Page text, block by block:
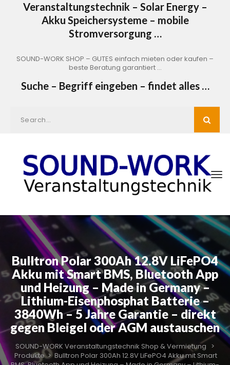
Veranstaltungstechnik – Solar Energy –
Akku Speichersysteme – mobile
Stromversorgung …
SOUND-WORK SHOP – GUTES einfach mieten oder kaufen –
beste Beratung garantiert …
Suche – Begriff eingeben – findet alles …
Bulltron Polar 300Ah 12.8V LiFePO4
Akku mit Smart BMS, Bluetooth App
und Heizung – Made in Germany –
Lithium-Eisenphosphat Batterie –
3840Wh – 5 Jahre Garantie – direkt
gegen Bleigel oder AGM austauschen
SOUND-WORK Veranstaltungstechnik Shop & Vermietung >
Produkte>Bulltron Polar 300Ah 12.8V LiFePO4 Akku mit Smart